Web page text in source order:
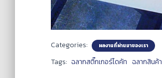
Categories: ผลงานที่ผ่านมาของเรา
Tags: ฉลากสติ๊กเกอร์ไดคัท ฉลากสินค้า